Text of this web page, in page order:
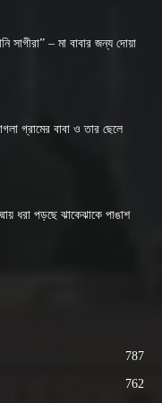
সাগীরা” – মা বাবার জন্য দোয়া
গ্রামের বাবা ও তার ছেলে
ধরা পড়ছে ঝাকেঝাকে পাঙাশ
787
762